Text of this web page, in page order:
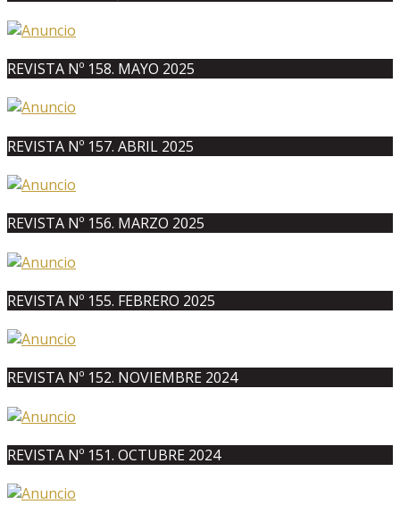
REVISTA Nº 158. MAYO 2025
REVISTA Nº 157. ABRIL 2025
REVISTA Nº 156. MARZO 2025
REVISTA Nº 155. FEBRERO 2025
REVISTA Nº 152. NOVIEMBRE 2024
REVISTA Nº 151. OCTUBRE 2024